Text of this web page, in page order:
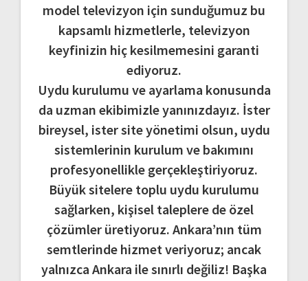
model televizyon için sunduğumuz bu
kapsamlı hizmetlerle, televizyon
keyfinizin hiç kesilmemesini garanti
ediyoruz.
Uydu kurulumu ve ayarlama konusunda
da uzman ekibimizle yanınızdayız. İster
bireysel, ister site yönetimi olsun, uydu
sistemlerinin kurulum ve bakımını
profesyonellikle gerçekleştiriyoruz.
Büyük sitelere toplu uydu kurulumu
sağlarken, kişisel taleplere de özel
çözümler üretiyoruz. Ankara’nın tüm
semtlerinde hizmet veriyoruz; ancak
yalnızca Ankara ile sınırlı değiliz! Başka